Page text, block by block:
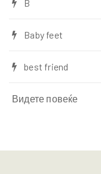
B
Baby feet
best friend
Видете повеќе